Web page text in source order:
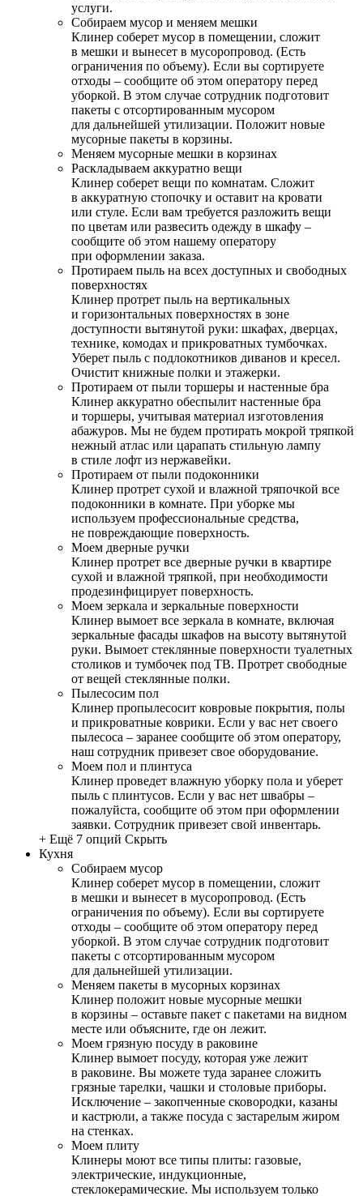
услуги.
Собираем мусор и меняем мешки
Клинер соберет мусор в помещении, сложит
в мешки и вынесет в мусоропровод. (Есть
ограничения по объему). Если вы сортируете
отходы – сообщите об этом оператору перед
уборкой. В этом случае сотрудник подготовит
пакеты с отсортированным мусором
для дальнейшей утилизации. Положит новые
мусорные пакеты в корзины.
Меняем мусорные мешки в корзинах
Раскладываем аккуратно вещи
Клинер соберет вещи по комнатам. Сложит
в аккуратную стопочку и оставит на кровати
или стуле. Если вам требуется разложить вещи
по цветам или развесить одежду в шкафу –
сообщите об этом нашему оператору
при оформлении заказа.
Протираем пыль на всех доступных и свободных
поверхностях
Клинер протрет пыль на вертикальных
и горизонтальных поверхностях в зоне
доступности вытянутой руки: шкафах, дверцах,
технике, комодах и прикроватных тумбочках.
Уберет пыль с подлокотников диванов и кресел.
Очистит книжные полки и этажерки.
Протираем от пыли торшеры и настенные бра
Клинер аккуратно обеспылит настенные бра
и торшеры, учитывая материал изготовления
абажуров. Мы не будем протирать мокрой тряпкой
нежный атлас или царапать стильную лампу
в стиле лофт из нержавейки.
Протираем от пыли подоконники
Клинер протрет сухой и влажной тряпочкой все
подоконники в комнате. При уборке мы
используем профессиональные средства,
не повреждающие поверхность.
Моем дверные ручки
Клинер протрет все дверные ручки в квартире
сухой и влажной тряпкой, при необходимости
продезинфицирует поверхность.
Моем зеркала и зеркальные поверхности
Клинер вымоет все зеркала в комнате, включая
зеркальные фасады шкафов на высоту вытянутой
руки. Вымоет стеклянные поверхности туалетных
столиков и тумбочек под ТВ. Протрет свободные
от вещей стеклянные полки.
Пылесосим пол
Клинер пропылесосит ковровые покрытия, полы
и прикроватные коврики. Если у вас нет своего
пылесоса – заранее сообщите об этом оператору,
наш сотрудник привезет свое оборудование.
Моем пол и плинтуса
Клинер проведет влажную уборку пола и уберет
пыль с плинтусов. Если у вас нет швабры –
пожалуйста, сообщите об этом при оформлении
заявки. Сотрудник привезет свой инвентарь.
+ Ещё 7 опций Скрыть
Кухня
Собираем мусор
Клинер соберет мусор в помещении, сложит
в мешки и вынесет в мусоропровод. (Есть
ограничения по объему). Если вы сортируете
отходы – сообщите об этом оператору перед
уборкой. В этом случае сотрудник подготовит
пакеты с отсортированным мусором
для дальнейшей утилизации.
Меняем пакеты в мусорных корзинах
Клинер положит новые мусорные мешки
в корзины – оставьте пакет с пакетами на видном
месте или объясните, где он лежит.
Моем грязную посуду в раковине
Клинер вымоет посуду, которая уже лежит
в раковине. Вы можете туда заранее сложить
грязные тарелки, чашки и столовые приборы.
Исключение – закопченные сковородки, казаны
и кастрюли, а также посуда с застарелым жиром
на стенках.
Моем плиту
Клинеры моют все типы плиты: газовые,
электрические, индукционные,
стеклокерамические. Мы используем только